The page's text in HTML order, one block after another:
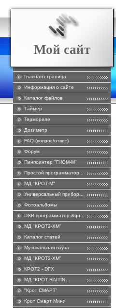
Мой сайт
Главная страница
Информация о сайте
Каталог файлов
Таймер
Термореле
Дозиметр
FAQ (вопрос/ответ)
Форум
Пинпоинтер "ГНОМ-М"
Простой программатор...
МД "КРОТ-М"
Универсальный прибор...
Фотоальбомы
USB программатор &qu...
МД "КРОТ2-ХМ"
Каталог статей
Музыкальная пауза
МД "КРОТ3-ХМ"
КРОТ2 - DFХ
МД "КРОТ-RAITIN...
"Крот СМАРТ"
Крот Смарт Мини